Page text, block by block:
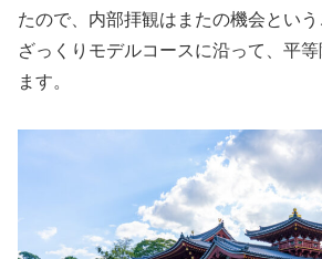
たので、内部拝観はまたの機会という
ざっくりモデルコースに沿って、平
ます。